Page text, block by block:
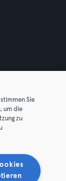
reserved.
here
Sie
um die
zu